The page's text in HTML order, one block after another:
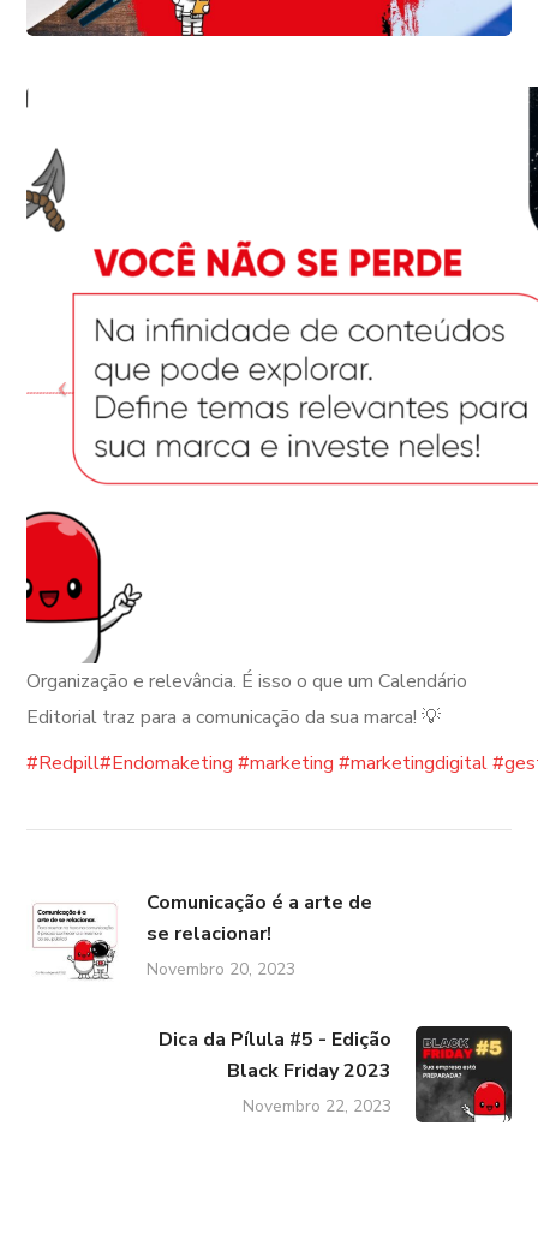
Organização e relevância. É isso o que um Calendário
Editorial traz para a comunicação da sua marca! 💡
#Redpill#Endomaketing #marketing #marketingdigital
Comunicação é a arte de
se relacionar!
Novembro 20, 2023
Dica da Pílula #5 - Edição
Black Friday 2023
Novembro 22, 2023